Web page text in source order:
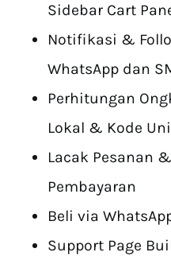
Sidebar Cart
Notifikasi &
WhatsApp dan
Perhitungan
Lokal & Kode
Lacak Pesanan
Pembayaran
Beli via
Support Page